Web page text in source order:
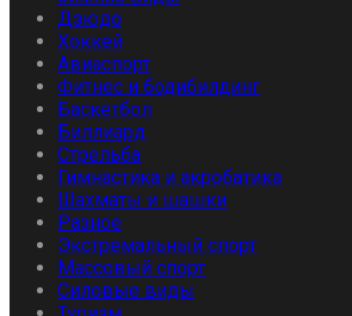
Дзюдо
Хоккей
Авиаспорт
Фитнес и бодибилдинг
Баскетбол
Биллиард
Стрельба
Гимнастика и акробатика
Шахматы и шашки
Разное
Экстремальный спорт
Массовый спорт
Силовые виды